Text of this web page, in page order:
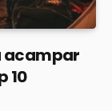
acampar
10